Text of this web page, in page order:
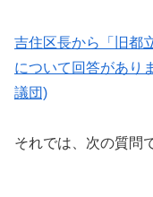
吉住区長から「旧都
について回答があり
議団)
それでは、次の質問